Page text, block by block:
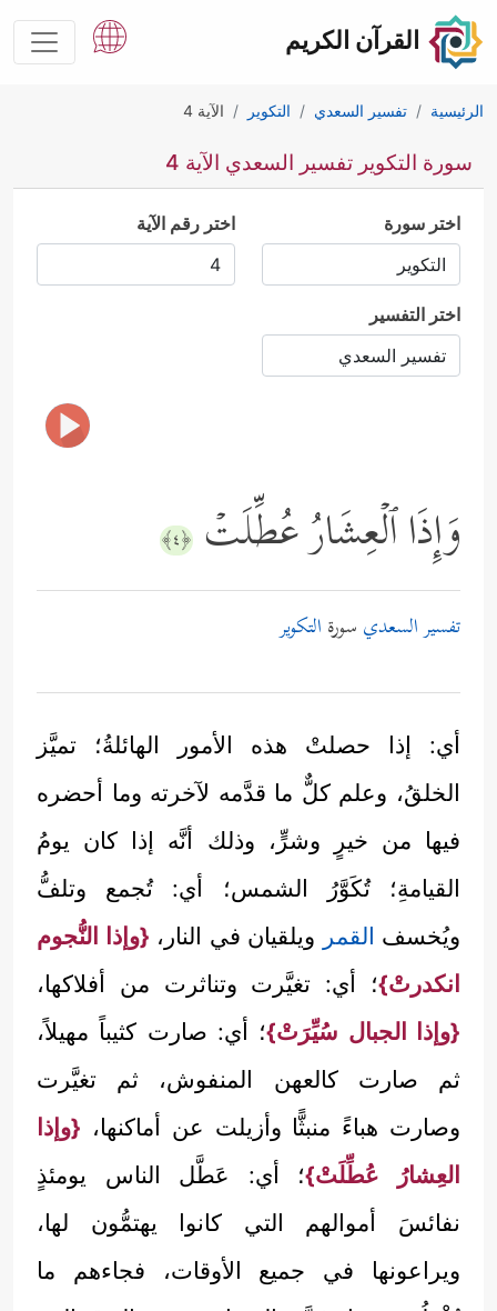
القرآن الكريم
الرئيسية تفسير السعدي التكوير الآية 4
سورة التكوير تفسير السعدي الآية 4
اختر سورة اختر رقم الآية
اختر التفسير
وَإِذَا ٱلۡعِشَارُ عُطِّلَتۡ ﴿٤﴾
تفسير السعدي سورة التكوير
أي: إذا حصلتْ هذه الأمور الهائلةُ؛ تميَّز
الخلقُ، وعلم كلٌّ ما قدَّمه لآخرته وما أحضره
فيها من خيرٍ وشرٍّ، وذلك أنَّه إذا كان يومُ
القيامةِ؛ تُكَوَّرُ الشمس؛ أي: تُجمع وتلفُّ
ويُخسف القمر ويلقيان في النار، {وإذا النُّجوم
انكدرتْ}؛ أي: تغيَّرت وتناثرت من أفلاكها،
{وإذا الجبال سُيِّرَتْ}؛ أي: صارت كثيباً مهيلاً،
ثم صارت كالعهن المنفوش، ثم تغيَّرت
وصارت هباءً منبثًّا وأزيلت عن أماكنها، {وإذا
العِشارُ عُطِّلَتْ}؛ أي: عَطَّل الناس يومئذٍ
نفائسَ أموالهم التي كانوا يهتمُّون لها،
ويراعونها في جميع الأوقات، فجاءهم ما